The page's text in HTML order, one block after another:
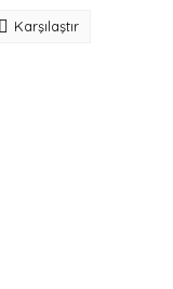
Karşılaştır